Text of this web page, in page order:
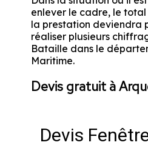
enlever le cadre, le
la prestation deviendra
réaliser plusieurs
Bataille dans le
Maritime.
Devis gratuit à
Devis